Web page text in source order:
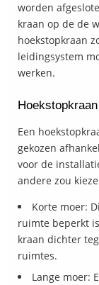
worden
kraan op de de
hoekstopkraan
leidingsystem
werken.
Een
gekozen
voor de
andere zou
Korte moer:
ruimte beperkt
kraan dichter
ruimtes.
Lange moer: